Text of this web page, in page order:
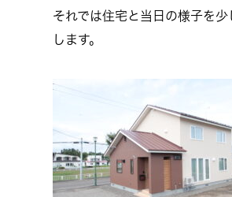
それでは住宅と当日の様子を少
します。